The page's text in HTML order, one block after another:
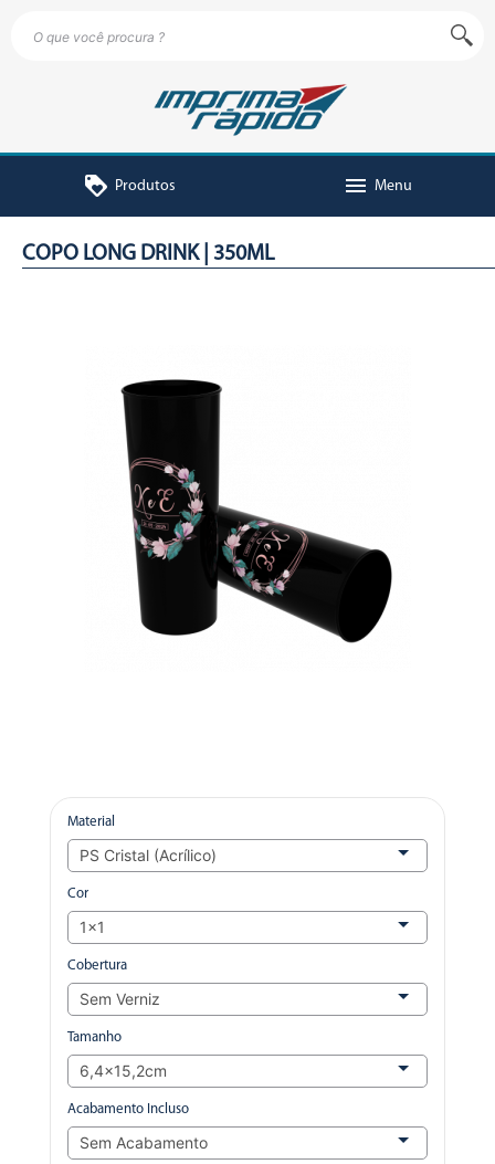
loyalty Produtos menu Menu
COPO LONG DRINK | 350ML
Material
Cor
Cobertura
Tamanho
Acabamento Incluso